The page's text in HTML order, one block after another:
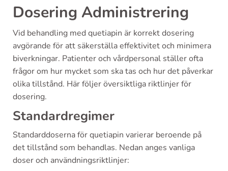
Dosering Administrering
Vid behandling med quetiapin är korrekt dosering
avgörande för att säkerställa effektivitet och minimera
biverkningar. Patienter och vårdpersonal ställer ofta
frågor om hur mycket som ska tas och hur det påverkar
olika tillstånd. Här följer översiktliga riktlinjer för
dosering.
Standardregimer
Standarddoserna för quetiapin varierar beroende på
det tillstånd som behandlas. Nedan anges vanliga
doser och användningsriktlinjer: